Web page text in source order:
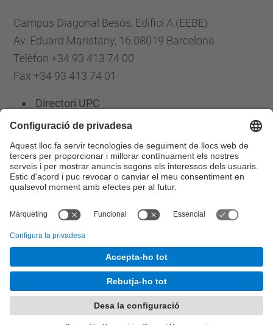
Campus Diagonal Besòs, Edifici A (EEBE)
Av. Eduard Maristany, 16 08019 Barcelona
Telèfon +34 93 413 74 00
Fax +34 93 413 74 01
Directori UPC
Formulari de contacte
Llista Xarxes Socials
Escola d'Enginyeria de Barcelona Est. EEBE
Desenvolupat amb